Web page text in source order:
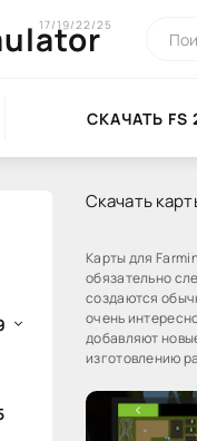
17/19/22/25
СКАЧАТЬ FS
Скачать
Карты для
обязательно
создаются
очень
добавляют
изготовлению